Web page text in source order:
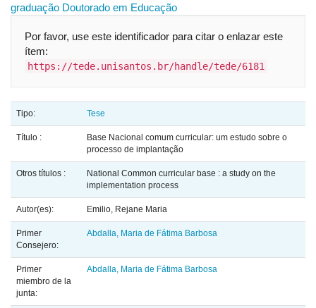
graduação Doutorado em Educação
Por favor, use este identificador para citar o enlazar este
ítem:
https://tede.unisantos.br/handle/tede/6181
Tipo: Tese
Título :
Base Nacional comum curricular: um estudo sobre o
processo de implantação
Otros títulos :
National Common curricular base : a study on the
implementation process
Autor(es): Emilio, Rejane Maria
Primer
Consejero:
Abdalla, Maria de Fátima Barbosa
Primer
miembro de la
junta:
Abdalla, Maria de Fátima Barbosa